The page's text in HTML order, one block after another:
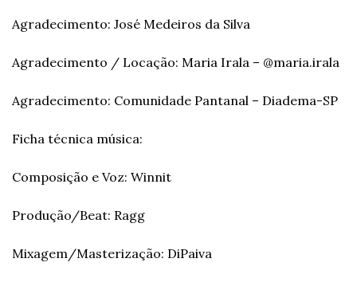
Agradecimento: José Medeiros da Silva
Agradecimento / Locação: Maria Irala – @maria.irala
Agradecimento: Comunidade Pantanal – Diadema-SP
Ficha técnica música:
Composição e Voz: Winnit
Produção/Beat: Ragg
Mixagem/Masterização: DiPaiva